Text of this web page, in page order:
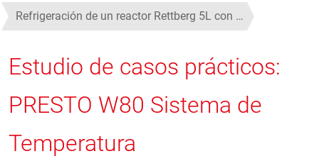
Refrigeración de un reactor Rettberg 5L con …
Estudio de casos prácticos:
PRESTO W80 Sistema de
Temperatura